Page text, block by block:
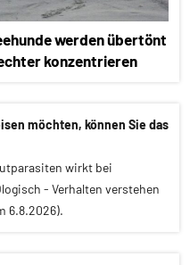
werden übertönt
konzentrieren
möchten, können Sie das
wirkt bei
- Verhalten verstehen
6.8.2026).